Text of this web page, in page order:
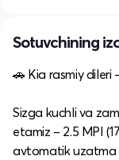
Sotuvchining
🚗 Kia rasmiy dileri
Sizga kuchli va
etamiz – 2.5 MPI
avtomatik uzatma